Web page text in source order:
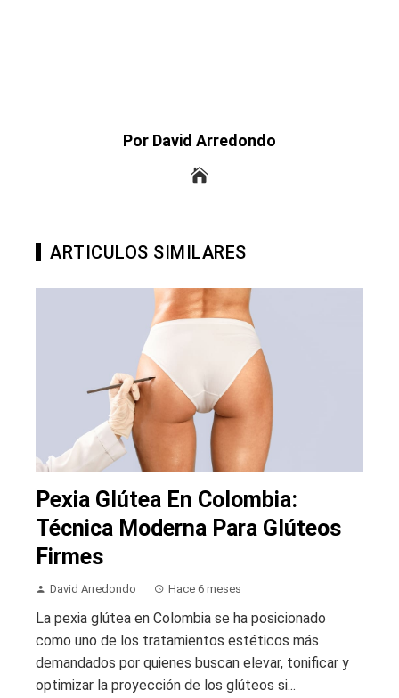
Por David Arredondo
ARTICULOS SIMILARES
Pexia Glútea En Colombia:
Técnica Moderna Para Glúteos
Firmes
David Arredondo Hace 6 meses
La pexia glútea en Colombia se ha posicionado
como uno de los tratamientos estéticos más
demandados por quienes buscan elevar, tonificar y
optimizar la proyección de los glúteos si...